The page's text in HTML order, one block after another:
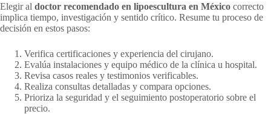
Elegir al doctor recomendado en lipoescultura en México correcto
implica tiempo, investigación y sentido crítico. Resume tu proceso de
decisión en estos pasos:
Verifica certificaciones y experiencia del cirujano.
Evalúa instalaciones y equipo médico de la clínica u hospital.
Revisa casos reales y testimonios verificables.
Realiza consultas detalladas y compara opciones.
Prioriza la seguridad y el seguimiento postoperatorio sobre el
precio.